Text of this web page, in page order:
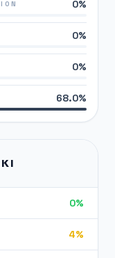
0%
0%
0%
68.0%
0%
4%